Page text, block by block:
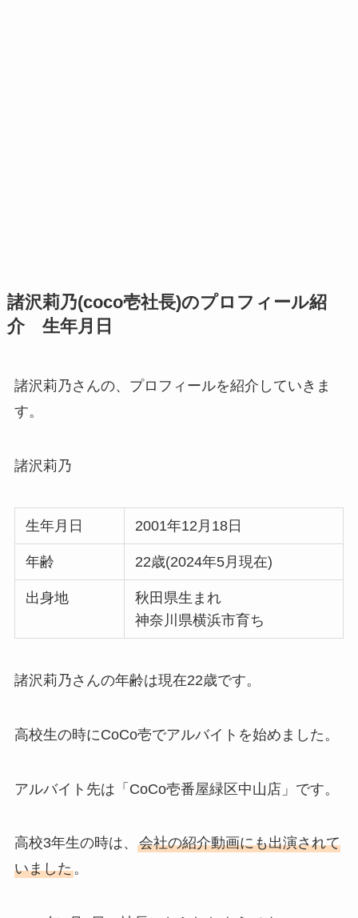
諸沢莉乃(coco壱社長)のプロフィール紹
介 生年月日
諸沢莉乃さんの、プロフィールを紹介していきま
す。
諸沢莉乃
生年月日 2001年12月18日
年齢 22歳(2024年5月現在)
出身地
秋田県生まれ
神奈川県横浜市育ち
諸沢莉乃さんの年齢は現在22歳です。
高校生の時にCoCo壱でアルバイトを始めました。
アルバイト先は「CoCo壱番屋緑区中山店」です。
高校3年生の時は、 会社の紹介動画にも出演されて
いました。